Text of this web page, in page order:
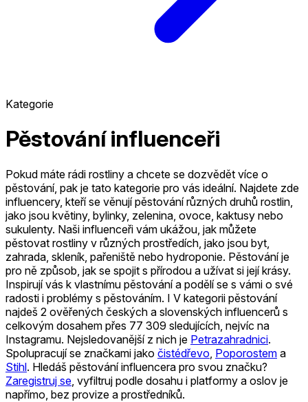
Kategorie
Pěstování influenceři
Pokud máte rádi rostliny a chcete se dozvědět více o
pěstování, pak je tato kategorie pro vás ideální. Najdete zde
influencery, kteří se věnují pěstování různých druhů rostlin,
jako jsou květiny, bylinky, zelenina, ovoce, kaktusy nebo
sukulenty. Naši influenceři vám ukážou, jak můžete
pěstovat rostliny v různých prostředích, jako jsou byt,
zahrada, skleník, pařeniště nebo hydroponie. Pěstování je
pro ně způsob, jak se spojit s přírodou a užívat si její krásy.
Inspirují vás k vlastnímu pěstování a podělí se s vámi o své
radosti i problémy s pěstováním. I V kategorii pěstování
najdeš 2 ověřených českých a slovenských influencerů s
celkovým dosahem přes 77 309 sledujících, nejvíc na
Instagramu. Nejsledovanější z nich je Petrazahradnici.
Spolupracují se značkami jako čistédřevo Poporostem a
Stihl. Hledáš pěstování influencera pro svou značku?
Zaregistruj se , vyfiltruj podle dosahu i platformy a oslov je
napřímo, bez provize a prostředníků.